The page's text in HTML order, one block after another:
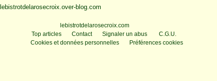
lebistrotdelarosecroix.over-blog.com
lebistrotdelarosecroix.com
Top articles
Contact Signaler un abus
C.G.U.
Cookies et données personnelles
Préférences cookies